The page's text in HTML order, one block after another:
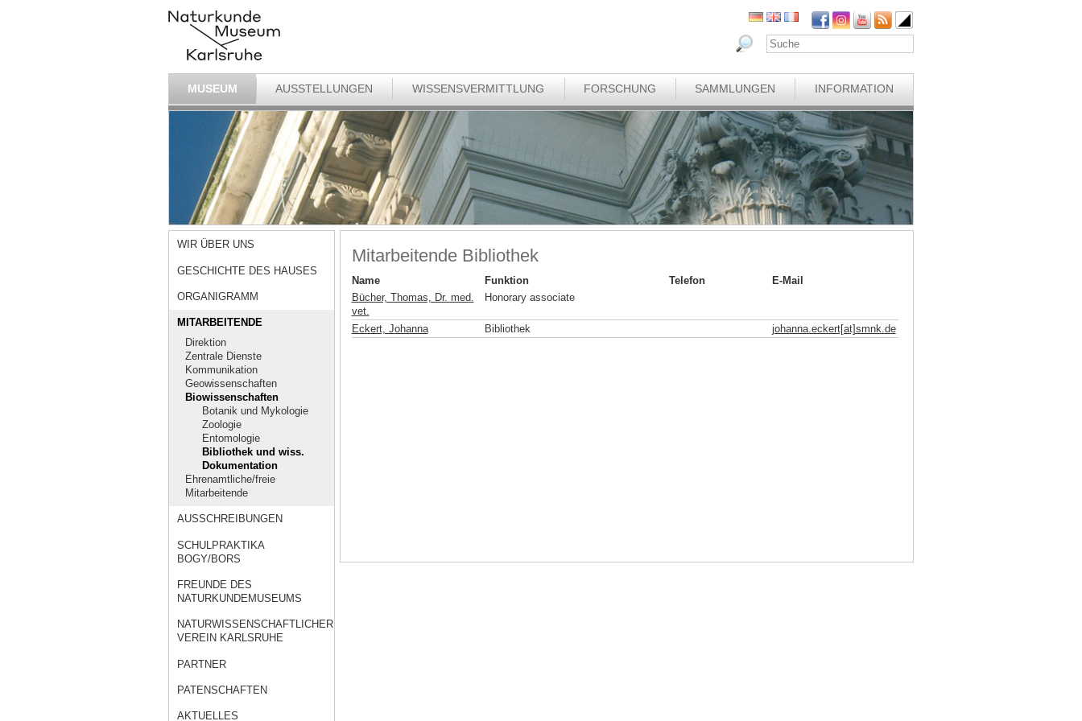
MUSEUM AUSSTELLUNGEN WISSENSVERMITTLUNG FORSCHUNG SAMMLUNGEN INFORMATION
WIR ÜBER UNS
GESCHICHTE DES HAUSES
ORGANIGRAMM
MITARBEITENDE
Direktion
Zentrale Dienste
Kommunikation
Geowissenschaften
Biowissenschaften
Botanik und Mykologie
Zoologie
Entomologie
Bibliothek und wiss.
Dokumentation
Ehrenamtliche/freie
Mitarbeitende
AUSSCHREIBUNGEN
SCHULPRAKTIKA
BOGY/BORS
FREUNDE DES
NATURKUNDEMUSEUMS
NATURWISSENSCHAFTLICHER
VEREIN KARLSRUHE
PARTNER
PATENSCHAFTEN
AKTUELLES
Mitarbeitende Bibliothek
Name Funktion Telefon
E-Mail
Bücher, Thomas, Dr. med.
vet.
Honorary associate
Eckert, Johanna Bibliothek johanna.eckert[at]smnk.de